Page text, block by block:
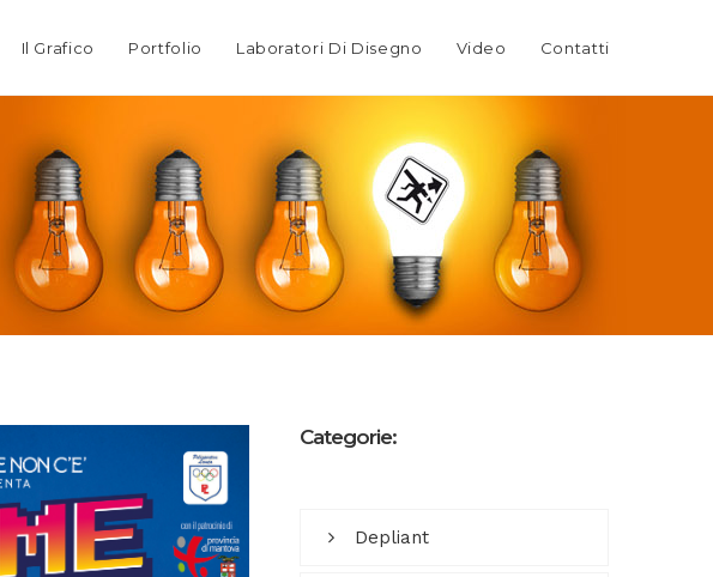
Il Grafico Portfolio Laboratori Di Disegno Video Contatti
Categorie:
Depliant